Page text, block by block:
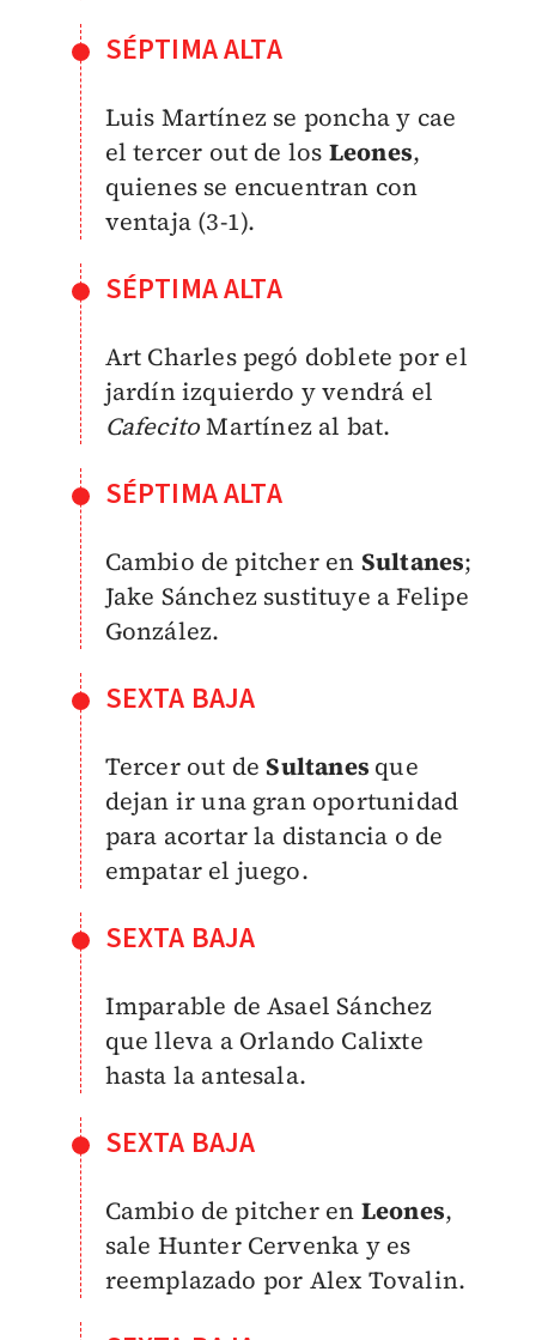
SÉPTIMA ALTA
Luis Martínez se poncha y cae
el tercer out de los Leones,
quienes se encuentran con
ventaja (3-1).
SÉPTIMA ALTA
Art Charles pegó doblete por el
jardín izquierdo y vendrá el
CafecitoMartínez al bat.
SÉPTIMA ALTA
Cambio de pitcher en Sultanes;
Jake Sánchez sustituye a Felipe
González.
SEXTA BAJA
Tercer out deSultanes que
dejan ir una gran oportunidad
para acortar la distancia o de
empatar el juego.
SEXTA BAJA
Imparable de Asael Sánchez
que lleva a Orlando Calixte
hasta la antesala.
SEXTA BAJA
Cambio de pitcher en Leones,
sale Hunter Cervenka y es
reemplazado por Alex Tovalin.